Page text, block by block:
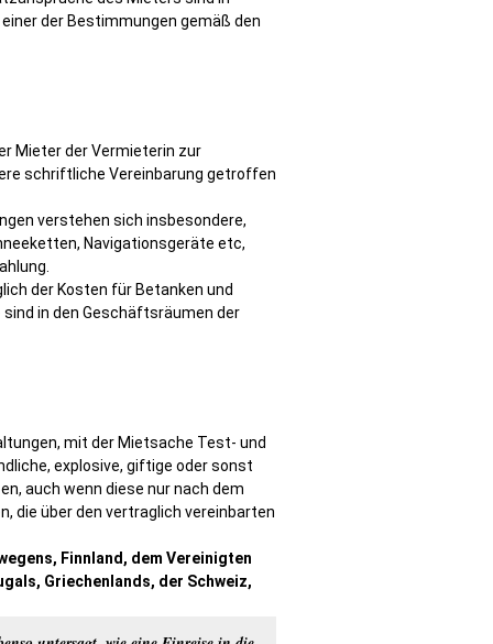
der Bestimmungen gemäß den
Mieter der Vermieterin zur
schriftliche Vereinbarung getroffen
verstehen sich insbesondere,
Navigationsgeräte etc,
der Kosten für Betanken und
in den Geschäftsräumen der
mit der Mietsache Test- und
explosive, giftige oder sonst
auch wenn diese nur nach dem
die über den vertraglich vereinbarten
Finnland, dem Vereinigten
Griechenlands, der Schweiz,